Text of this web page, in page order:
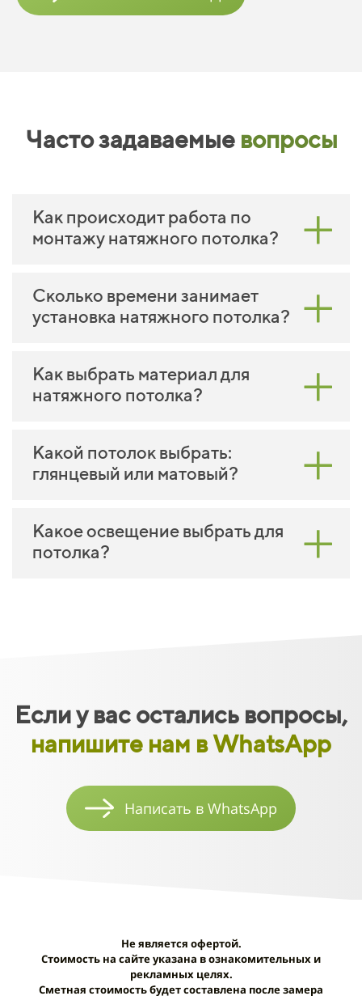
Часто задаваемыевопросы
Как происходит работа по
монтажу натяжного потолка?
Сколько времени занимает
установка натяжного потолка?
Как выбрать материал для
натяжного потолка?
Какой потолок выбрать:
глянцевый или матовый?
Какое освещение выбрать для
потолка?
Если у вас остались вопросы,
напишите нам в WhatsApp
Написать в WhatsApp
Не является офертой.
Стоимость на сайте указана в ознакомительных и
рекламных целях.
Сметная стоимость будет составлена после замера